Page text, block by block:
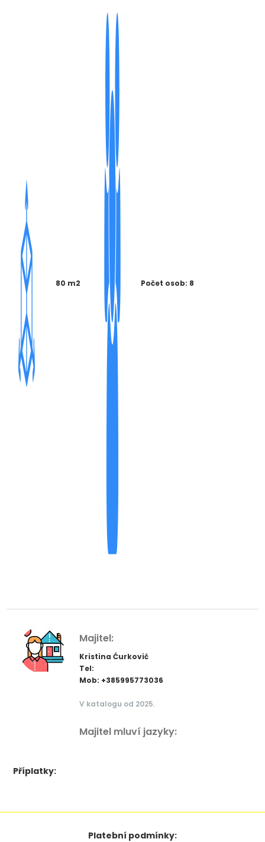
80 m2 Počet osob: 8
Majitel:
Kristina Ćurković
Tel:
Mob: +385995773036
V katalogu od 2025.
Majitel mluví jazyky:
Příplatky:
Platební podmínky: